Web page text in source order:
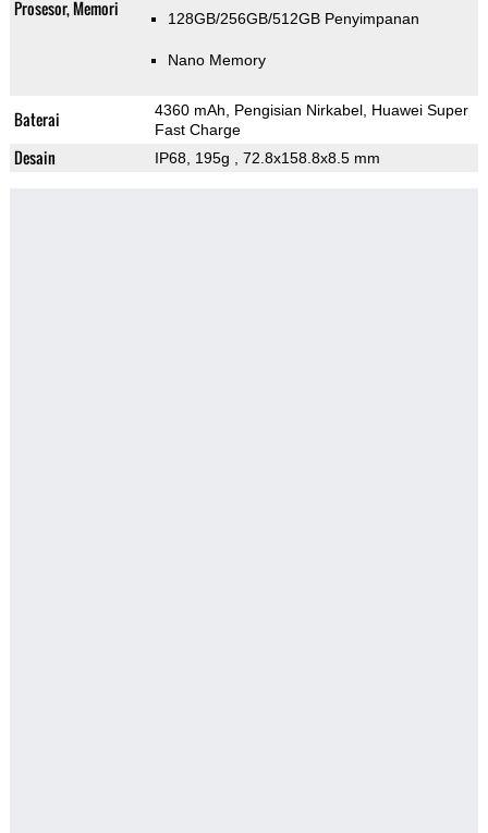
Prosesor, Memori 128GB/256GB/512GB Penyimpanan
Nano Memory
Baterai
4360 mAh, Pengisian Nirkabel, Huawei Super
Fast Charge
Desain IP68, 195g , 72.8x158.8x8.5 mm